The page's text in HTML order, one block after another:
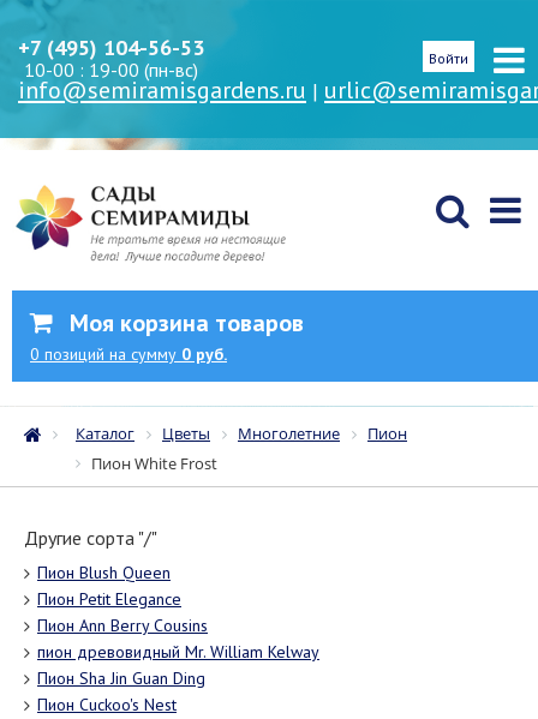
+7 (495) 104-56-53
10-00 : 19-00 (пн-вс)
info@semiramisgardens.ru |
Войти
Моя корзина товаров
0 позиций на сумму 0 руб.
Каталог Цветы Многолетние
Пион
Пион White Frost
Другие сорта "/"
Пион Blush Queen
Пион Petit Elegance
Пион Ann Berry Cousins
пион древовидный Mr. William Kelway
Пион Sha Jin Guan Ding
Пион Cuckoo's Nest